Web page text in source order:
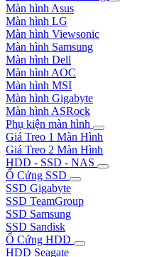
Màn hình Asus
Màn hình LG
Màn hình Viewsonic
Màn hình Samsung
Màn hình Dell
Màn hình AOC
Màn hình MSI
Màn hình Gigabyte
Màn hình ASRock
Phụ kiện màn hình
Giá Treo 1 Màn Hình
Giá Treo 2 Màn Hình
HDD - SSD - NAS
Ổ Cứng SSD
SSD Gigabyte
SSD TeamGroup
SSD Samsung
SSD Sandisk
Ổ Cứng HDD
HDD Seagate